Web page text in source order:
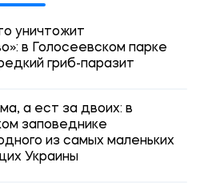
уничтожит
в Голосеевском парке
гриб-паразит
а ест за двоих: в
заповеднике
из самых маленьких
Украины